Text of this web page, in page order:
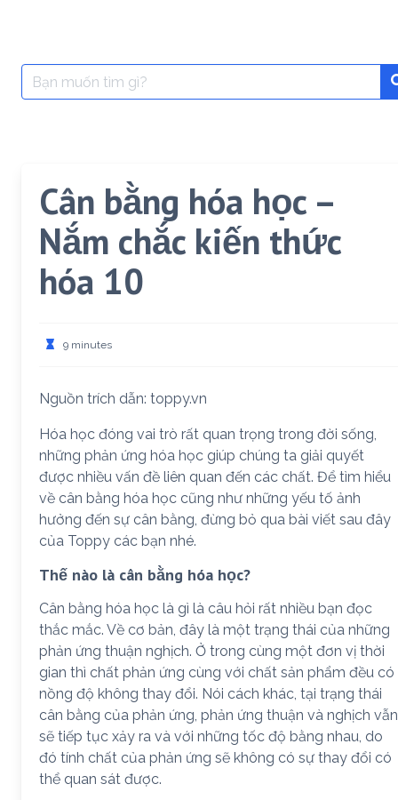
Search
for:
Cân bằng hóa học –
Nắm chắc kiến thức
hóa 10
9 minutes
Nguồn trích dẫn: toppy.vn
Hóa học đóng vai trò rất quan trọng trong đời sống,
những phản ứng hóa học giúp chúng ta giải quyết
được nhiều vấn đề liên quan đến các chất. Để tìm hiểu
về cân bằng hóa học cũng như những yếu tố ảnh
hưởng đến sự cân bằng, đừng bỏ qua bài viết sau đây
của Toppy các bạn nhé.
Thế nào là cân bằng hóa học?
Cân bằng hóa học là gì là câu hỏi rất nhiều bạn đọc
thắc mắc. Về cơ bản, đây là một trạng thái của những
phản ứng thuận nghịch. Ở trong cùng một đơn vị thời
gian thì chất phản ứng cùng với chất sản phẩm đều có
nồng độ không thay đổi. Nói cách khác, tại trạng thái
cân bằng của phản ứng, phản ứng thuận và nghịch vẫn
sẽ tiếp tục xảy ra và với những tốc độ bằng nhau, do
đó tính chất của phản ứng sẽ không có sự thay đổi có
thể quan sát được.